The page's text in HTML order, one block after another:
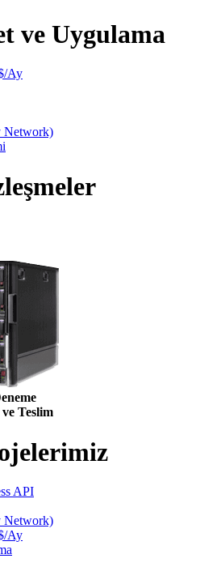
ve Uygulama
Ay
Network)
Teslim
API
Network)
Ay